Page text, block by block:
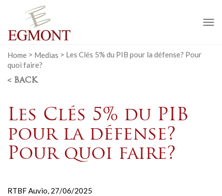
Home > Medias > Les Clés 5% du PIB pour la défense? Pour
quoi faire?
< BACK
Les Clés 5% du PIB
pour la défense?
Pour quoi faire?
RTBF Auvio, 27/06/2025